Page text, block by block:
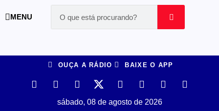
MENU
OUÇA A RÁDIO BAIXE O APP
sábado, 08 de agosto de 2026